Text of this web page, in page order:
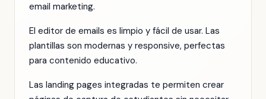
email marketing.
El editor de emails es limpio y fácil de usar. Las
plantillas son modernas y responsive, perfectas
para contenido educativo.
Las landing pages integradas te permiten crear